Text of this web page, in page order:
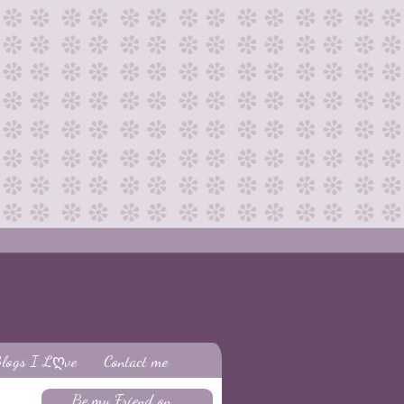
I Lღve
Contact me
Be my Friend on...